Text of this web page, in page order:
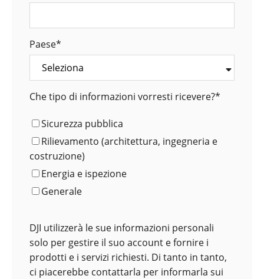
Paese*
Che tipo di informazioni vorresti ricevere?*
Sicurezza pubblica
Rilievamento (architettura, ingegneria e
costruzione)
Energia e ispezione
Generale
DJI utilizzerà le sue informazioni personali
solo per gestire il suo account e fornire i
prodotti e i servizi richiesti. Di tanto in tanto,
ci piacerebbe contattarla per informarla sui